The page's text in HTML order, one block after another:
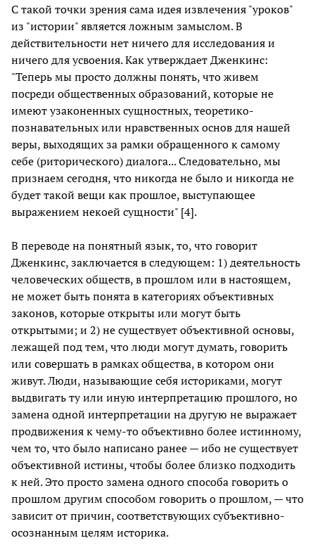
С такой точки зрения сама идея извлечения "уроков"
из "истории" является ложным замыслом. В
действительности нет ничего для исследования и
ничего для усвоения. Как утверждает Дженкинс:
"Теперь мы просто должны понять, что живем
посреди общественных образований, которые не
имеют узаконенных сущностных, теоретико-
познавательных или нравственных основ для нашей
веры, выходящих за рамки обращенного к самому
себе (риторического) диалога... Следовательно, мы
признаем сегодня, что никогда не было и никогда не
будет такой вещи как прошлое, выступающее
выражением некоей сущности" [4].
В переводе на понятный язык, то, что говорит
Дженкинс, заключается в следующем: 1) деятельность
человеческих обществ, в прошлом или в настоящем,
не может быть понята в категориях объективных
законов, которые открыты или могут быть
открытыми; и 2) не существует объективной основы,
лежащей под тем, что люди могут думать, говорить
или совершать в рамках общества, в котором они
живут. Люди, называющие себя историками, могут
выдвигать ту или иную интерпретацию прошлого, но
замена одной интерпретации на другую не выражает
продвижения к чему-то объективно более истинному,
чем то, что было написано ранее — ибо не существует
объективной истины, чтобы более близко подходить
к ней. Это просто замена одного способа говорить о
прошлом другим способом говорить о прошлом, — что
зависит от причин, соответствующих субъективно-
осознанным целям историка.